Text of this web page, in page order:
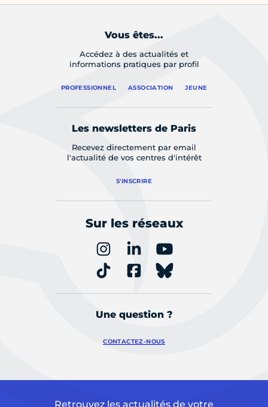
Vous êtes...
Accédez à des actualités et
informations pratiques par profil
PROFESSIONNEL ASSOCIATION JEUNE
Les newsletters de Paris
Recevez directement par email
l'actualité de vos centres d'intérêt
S'INSCRIRE
Sur les réseaux
Une question ?
CONTACTEZ-NOUS
Retrouvez les actualités de votre